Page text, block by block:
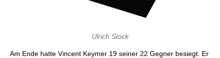
Ulrich Stock
Am Ende hatte Vincent Keymer 19 seiner 22 Gegner besiegt. Er